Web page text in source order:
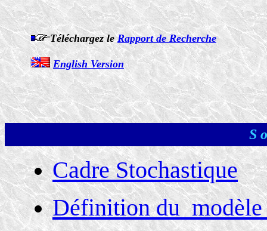
Téléchargez leRapport de Recherche
English Version
S
Cadre Stochastique
Définition du